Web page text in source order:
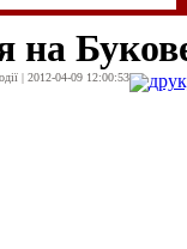
на
| 2012-04-09 12:00:53